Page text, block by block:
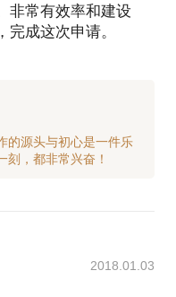
非常有效率和建设
成这次申请。
的源头与初心是一件乐
2018.01.03